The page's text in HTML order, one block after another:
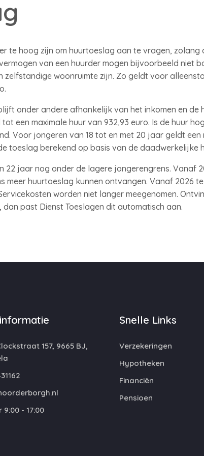
te hoog zijn om huurtoeslag aan te vragen,
van een huurder mogen bijvoorbeeld niet
zelfstandige woonruimte zijn. Zo geldt voor
onder andere afhankelijk van het inkomen en de
een maximale huur van 932,93 euro. Is de huur
Voor jongeren van 18 tot en met 20 jaar geldt een
toeslag berekend op basis van de daadwerkelijke
22 jaar nog onder de lagere jongerengrens. Vanaf
meer huurtoeslag kunnen ontvangen. Vanaf 2026
worden niet langer meegenomen.
past Dienst Toeslagen dit automatisch aan.
157, 9665 BJ,
9:00 - 17:00
Snelle Links
Verzekeringen
Hypotheken
Financiën
Pensioen